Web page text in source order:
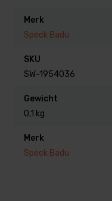
Merk
Speck Badu
SKU
SW-1954036
Gewicht
0,1 kg
Merk
Speck Badu